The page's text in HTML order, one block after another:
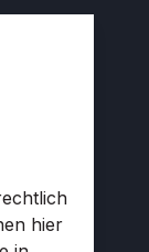
hier